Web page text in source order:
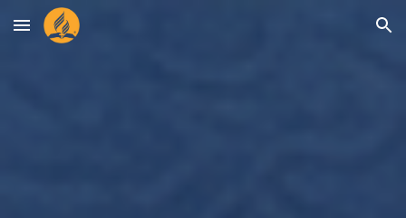
Skip to main content Skip to navigation